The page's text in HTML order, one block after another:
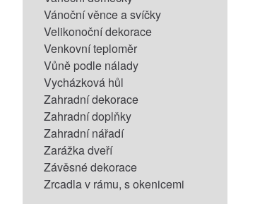
Vánoční věnce a svíčky
Velikonoční dekorace
Venkovní teploměr
Vůně podle nálady
Vycházková hůl
Zahradní dekorace
Zahradní doplňky
Zahradní nářadí
Zarážka dveří
Závěsné dekorace
Zrcadla v rámu, s okenicemi